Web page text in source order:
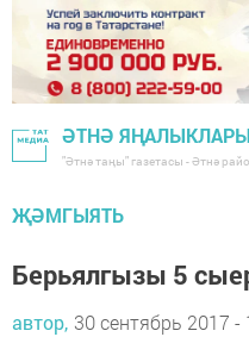
ӘТНӘ ЯҢАЛЫКЛАРЫ
"Әтнә таңы" газетасы - Әтнә
ҖӘМГЫЯТЬ
Берьялгызы 5
автор, 30 сентябрь 2017 -